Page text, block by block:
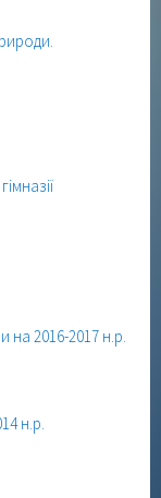
2016-2017 н.р.
н.р.